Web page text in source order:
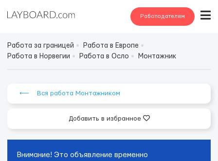
Работодателям
Работа за границей
Работа в Европе
Работа в Норвегии
Работа в Осло Монтажник
⟵ Вся работа Монтажником
Добавить в избранное
Внимание! Это объявление временно